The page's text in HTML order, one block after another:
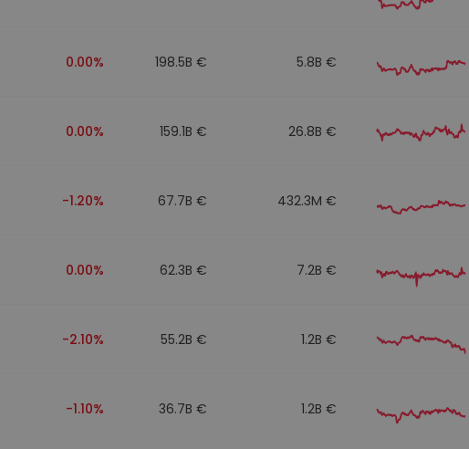
0.00% 198.5B € 5.8B €
0.00% 159.1B € 26.8B €
-1.20% 67.7B € 432.3M €
0.00% 62.3B € 7.2B €
-2.10% 55.2B € 1.2B €
-1.10% 36.7B € 1.2B €